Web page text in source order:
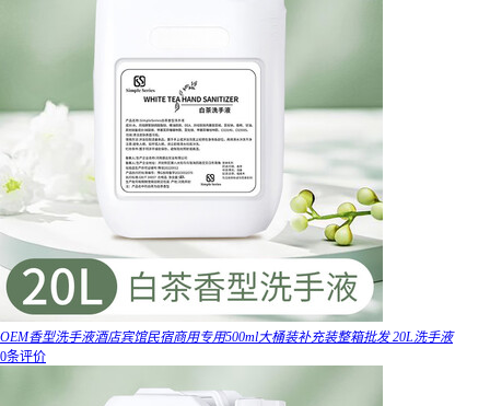
OEM香型洗手液酒店宾馆民宿商用专用500ml大桶装补充装整箱批发 20L洗手液
0条评价